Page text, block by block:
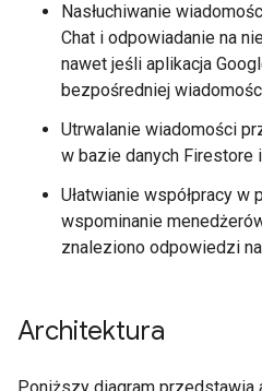
Nasłuchiwanie
Chat i odpowiadanie na
nawet jeśli aplikacja
bezpośredniej
Utrwalanie wiadomości
w bazie danych Firestore
Ułatwianie współpracy w
wspominanie
znaleziono odpowiedzi
Architektura